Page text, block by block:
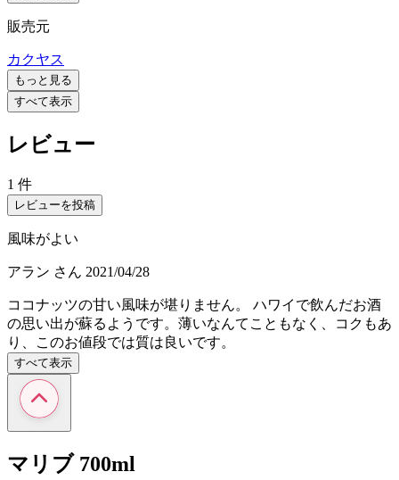
販売元
カクヤス
もっと見る
すべて表示
レビュー
1 件
レビューを投稿
風味がよい
アラン さん 2021/04/28
ココナッツの甘い風味が堪りません。 ハワイで飲んだお酒
の思い出が蘇るようです。薄いなんてこともなく、コクもあ
り、このお値段では質は良いです。
すべて表示
マリブ 700ml